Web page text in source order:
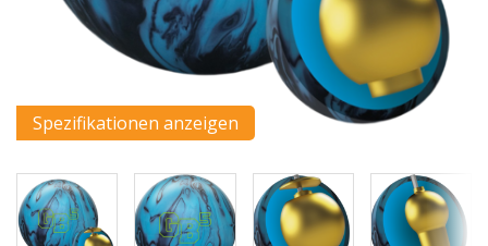
Spezifikationen anzeigen